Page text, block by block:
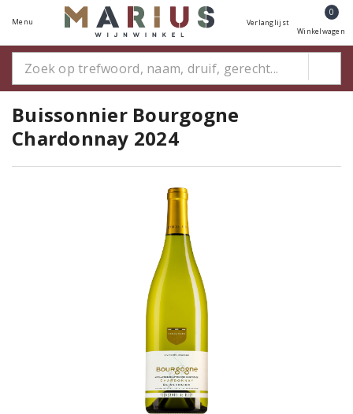
Menu Verlanglijst
0
Winkelwagen
Buissonnier Bourgogne
Chardonnay 2024